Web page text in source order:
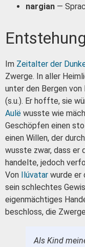
nargian —
Im Zeitalter der
Zwerge. In aller
unter den Bergen
(s.u.). Er hoffte, sie
Aulë wusste wie
Geschöpfen einen
einen Willen, der
wusste zwar, dass er
handelte, jedoch
Von Ilúvatar wurde er
sein schlechtes
eigenmächtiges
beschloss, die
Als Kind